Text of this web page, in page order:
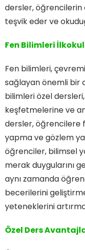
dersler, öğrencilerin
teşvik eder ve
Fen Bilimleri İlkokul
Fen bilimleri,
sağlayan önemli bir
bilimleri özel
keşfetmelerine ve
dersler, öğrencilere
yapma ve gözlem
öğrenciler, bilimsel
merak duygularını
aynı zamanda
becerilerini
yeteneklerini
Özel Ders